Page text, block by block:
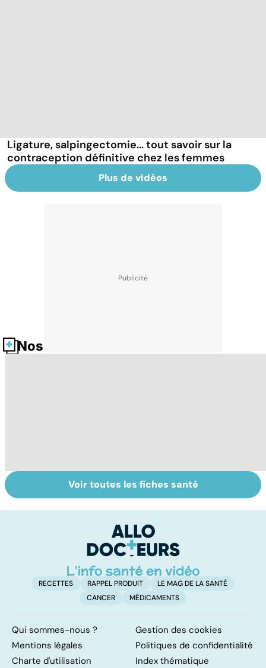
Ligature, salpingectomie... tout savoir sur la
contraception définitive chez les femmes
Plus de vidéos
Nos fiches santé
L'avortement :
quels délais,
Gynéco : un suivi
pour la vie
Voir toutes les fiches santé
RECETTES RAPPEL PRODUIT
LE MAG DE LA SANTÉ
CANCER
MÉDICAMENTS
Qui sommes-nous ?
Gestion des cookies
Mentions légales
Politiques de confidentialité
Charte d'utilisation
Index thématique